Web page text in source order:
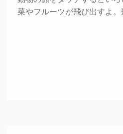
菜やフルーツが飛び出すよ